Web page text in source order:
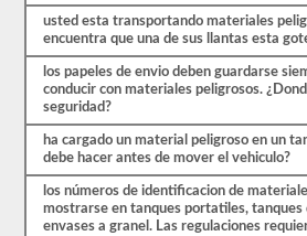
aprobación
peligrosos
TSA
para
ser
aprobado
para
llevar
una
usted esta transportando materiales
encuentra que una de sus llantas esta
los papeles de envio deben guardarse
conducir con materiales peligrosos.
seguridad?
ha cargado un material peligroso en un
debe hacer antes de mover el vehiculo?
los números de identificacion de
mostrarse en tanques portatiles, tanques
envases a granel. Las regulaciones